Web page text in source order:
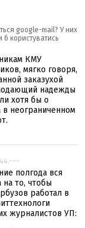
google-mail? У них
користуватись
КМУ
мягко говоря,
заказухой
надежды
хотя бы о
в неограниченном
полгода вся
то, чтобы
работал в
журналистов УП: